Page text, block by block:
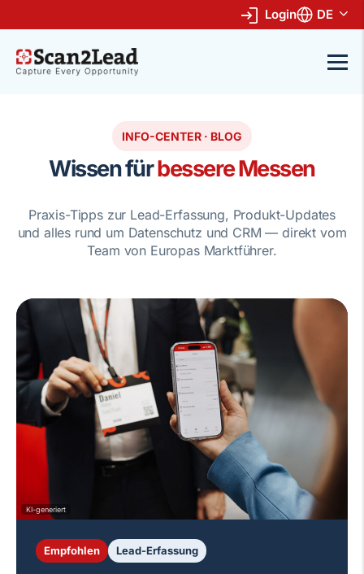
Login DE
INFO-CENTER · BLOG
Wissen fürbessere Messen
Praxis-Tipps zur Lead-Erfassung, Produkt-Updates
und alles rund um Datenschutz und CRM — direkt vom
Team von Europas Marktführer.
KI-generiert
Empfohlen Lead-Erfassung